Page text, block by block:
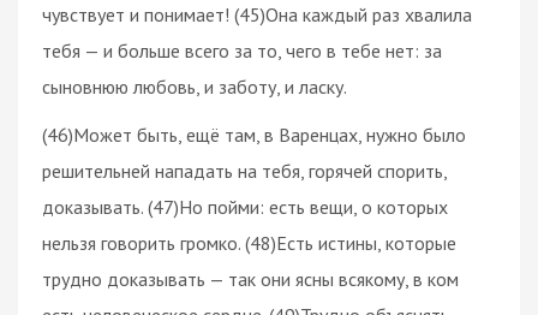
чувствует и понимает! (45)Она каждый раз хвалила
тебя — и больше всего за то, чего в тебе нет: за
сыновнюю любовь, и заботу, и ласку.
(46)Может быть, ещё там, в Варенцах, нужно было
решительней нападать на тебя, горячей спорить,
доказывать. (47)Но пойми: есть вещи, о которых
нельзя говорить громко. (48)Есть истины, которые
трудно доказывать — так они ясны всякому, в ком